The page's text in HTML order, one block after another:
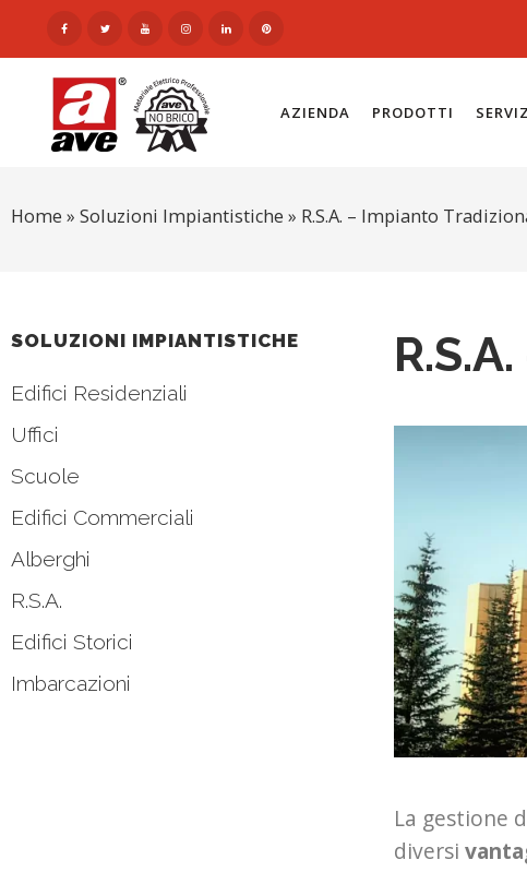
AZIENDA PRODOTTI
Home » Soluzioni Impiantistiche » R.S.A. – Impianto
SOLUZIONI IMPIANTISTICHE
Edifici Residenziali
Uffici
Scuole
Edifici Commerciali
Alberghi
R.S.A.
Edifici Storici
Imbarcazioni
La gestione
diversi